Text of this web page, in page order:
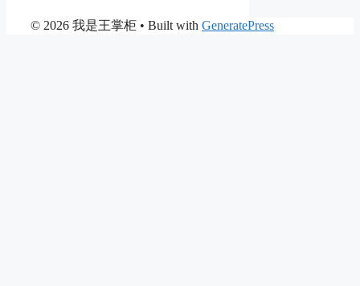
© 2026 我是王掌柜 • Built with GeneratePress